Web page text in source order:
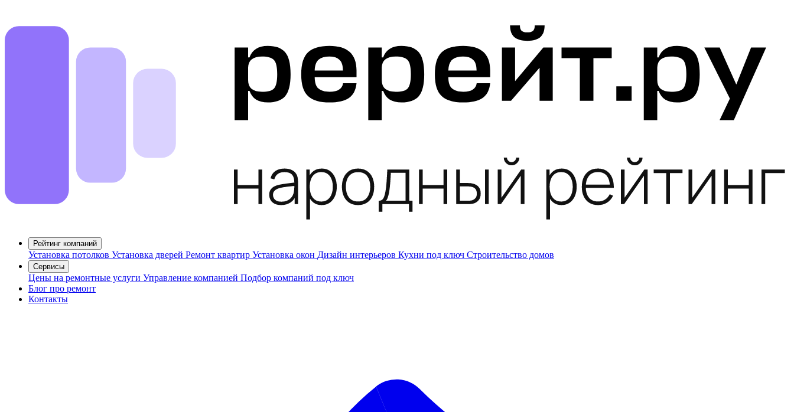
Рейтинг компаний
Установка потолков Установка дверей Ремонт квартир Установка окон Дизайн интерьеров Кухни под ключ Строительство домов
Сервисы
Цены на ремонтные услуги Управление компанией Подбор компаний под ключ
Блог про ремонт
Контакты